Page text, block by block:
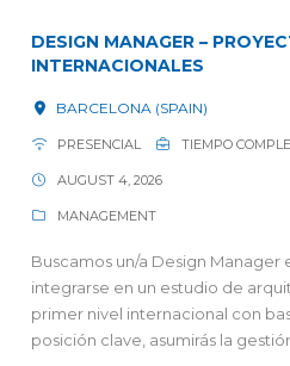
DESIGN MANAGER –
INTERNACIONALES
BARCELONA (SPAIN)
PRESENCIAL TIEMPO
AUGUST 4, 2026
MANAGEMENT
Buscamos un/a Design Manager
integrarse en un estudio de
primer nivel internacional con
posición clave, asumirás la